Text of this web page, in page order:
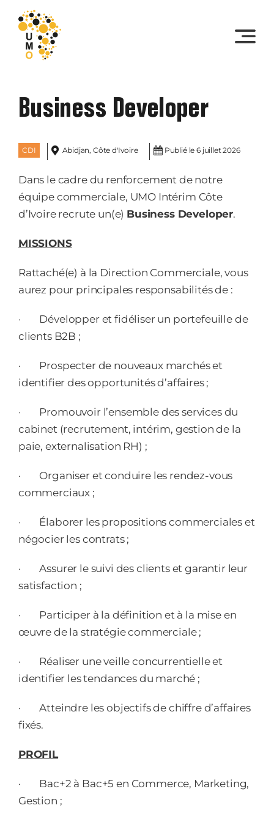
content
Business Developer
CDI Abidjan, Côte d'Ivoire Publié le 6 juillet 2026
Dans le cadre du renforcement de notre
équipe commerciale, UMO Intérim Côte
d’Ivoire recrute un(e) Business Developer.
MISSIONS
Rattaché(e) à la Direction Commerciale, vous
aurez pour principales responsabilités de :
·
Développer et fidéliser un portefeuille de
clients B2B ;
·
Prospecter de nouveaux marchés et
identifier des opportunités d’affaires ;
·
Promouvoir l’ensemble des services du
cabinet (recrutement, intérim, gestion de la
paie, externalisation RH) ;
·
Organiser et conduire les rendez-vous
commerciaux ;
·
Élaborer les propositions commerciales et
négocier les contrats ;
·
Assurer le suivi des clients et garantir leur
satisfaction ;
·
Participer à la définition et à la mise en
œuvre de la stratégie commerciale ;
·
Réaliser une veille concurrentielle et
identifier les tendances du marché ;
·
Atteindre les objectifs de chiffre d’affaires
fixés.
PROFIL
·
Bac+2 à Bac+5 en Commerce, Marketing,
Gestion ;